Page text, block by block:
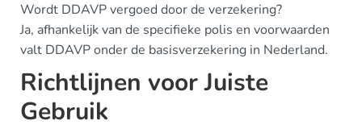
Wordt DDAVP vergoed door de verzekering?
Ja, afhankelijk van de specifieke polis en voorwaarden
valt DDAVP onder de basisverzekering in Nederland.
Richtlijnen voor Juiste
Gebruik